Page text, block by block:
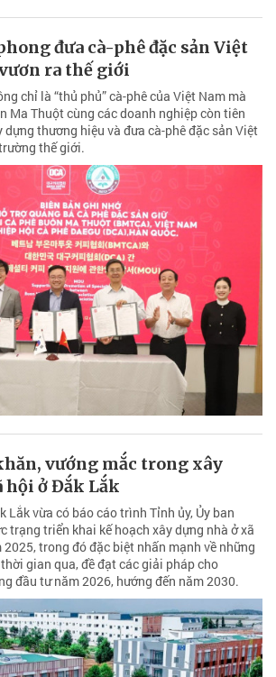
đưa cà-phê đặc sản Việt
ra thế giới
chỉ là “thủ phủ” cà-phê của Việt Nam mà
Ma Thuột cùng các doanh nghiệp còn tiên
dựng thương hiệu và đưa cà-phê đặc sản Việt
thế giới.
vướng mắc trong xây
hội ở Đắk Lắk
Lắk vừa có báo cáo trình Tỉnh ủy, Ủy ban
trạng triển khai kế hoạch xây dựng nhà ở xã
trong đó đặc biệt nhấn mạnh về những
gian qua, đề đạt các giải pháp cho
đầu tư năm 2026, hướng đến năm 2030.